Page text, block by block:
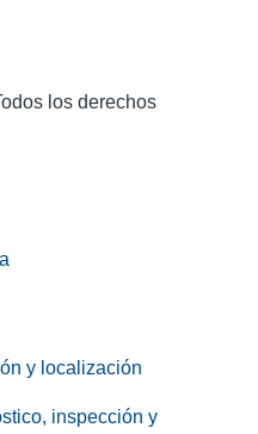
los derechos
y localización
inspección y